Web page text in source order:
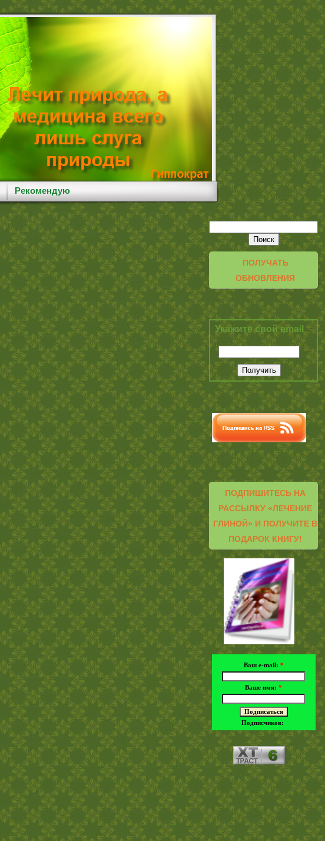
Рекомендую
ПОЛУЧАТЬ
ОБНОВЛЕНИЯ
Укажите свой email
ПОДПИШИТЕСЬ НА
РАССЫЛКУ «ЛЕЧЕНИЕ
ГЛИНОЙ» И ПОЛУЧИТЕ В
ПОДАРОК КНИГУ!
Ваш e-mail: *
Ваше имя: *
Подписчиков: